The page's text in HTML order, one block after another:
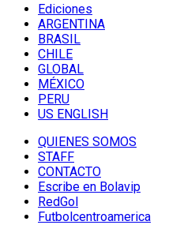
Ediciones
ARGENTINA
BRASIL
CHILE
GLOBAL
MÉXICO
PERU
US ENGLISH
QUIENES SOMOS
STAFF
CONTACTO
Escribe en Bolavip
RedGol
Futbolcentroamerica